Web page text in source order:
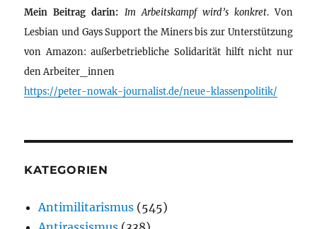
Mein Beitrag darin: Im Arbeitskampf wird’s konkret. Von
Lesbian und Gays Support the Miners bis zur Unterstützung
von Amazon: außerbetriebliche Solidarität hilft nicht nur
den Arbeiter_innen
https://peter-nowak-journalist.de/neue-klassenpolitik/
KATEGORIEN
Antimilitarismus (545)